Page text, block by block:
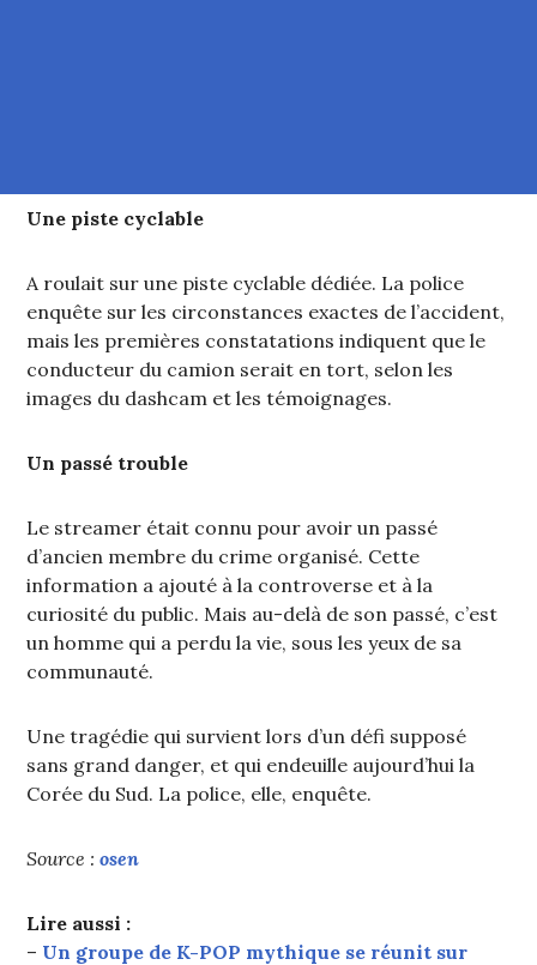
Une piste cyclable
A roulait sur une piste cyclable dédiée. La police
enquête sur les circonstances exactes de l’accident,
mais les premières constatations indiquent que le
conducteur du camion serait en tort, selon les
images du dashcam et les témoignages.
Un passé trouble
Le streamer était connu pour avoir un passé
d’ancien membre du crime organisé. Cette
information a ajouté à la controverse et à la
curiosité du public. Mais au-delà de son passé, c’est
un homme qui a perdu la vie, sous les yeux de sa
communauté.
Une tragédie qui survient lors d’un défi supposé
sans grand danger, et qui endeuille aujourd’hui la
Corée du Sud. La police, elle, enquête.
Source :osen
Lire aussi :
– Un groupe de K-POP mythique se réunit sur